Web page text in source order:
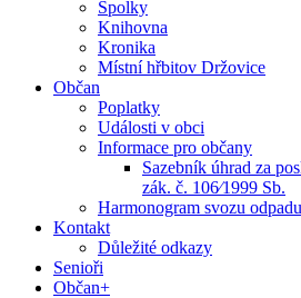
Spolky
Knihovna
Kronika
Místní hřbitov Držovice
Občan
Poplatky
Události v obci
Informace pro občany
Sazebník úhrad za
zák. č. 106⁄1999 Sb.
Harmonogram svozu odpadu
Kontakt
Důležité odkazy
Senioři
Občan+